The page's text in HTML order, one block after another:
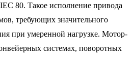
80. Такое исполнение привода
требующих значительного
при умеренной нагрузке. Мотор-
системах, поворотных